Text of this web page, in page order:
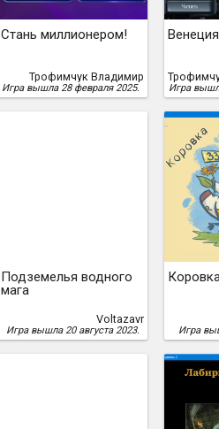
Стань миллионером!
Трофимчук Владимир
Игра вышла 28 февраля 2025.
Венеция
Игра
Подземелья водного
мага
Voltazavr
Игра вышла 20 августа 2023. Игра